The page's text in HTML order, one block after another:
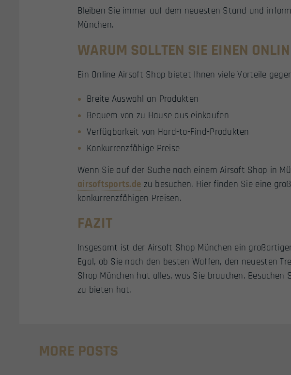
Bleiben Sie immer auf dem neuesten Stand und
München.
WARUM SOLLTEN SIE EINEN
Ein Online Airsoft Shop bietet Ihnen viele Vorteile
Breite Auswahl an Produkten
Bequem von zu Hause aus einkaufen
Verfügbarkeit von Hard-to-Find-Produkten
Konkurrenzfähige Preise
Wenn Sie auf der Suche nach einem Airsoft Shop in
airsoftsports.de zu besuchen. Hier finden Sie eine
konkurrenzfähigen Preisen.
FAZIT
Insgesamt ist der Airsoft Shop München ein
Egal, ob Sie nach den besten Waffen, den neuesten
Shop München hat alles, was Sie brauchen. Besuchen
zu bieten hat.
MORE POSTS